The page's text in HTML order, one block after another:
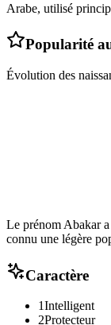
Arabe, utilisé
Popularité
Évolution des
Le prénom Abakar
connu une légère
Caractère
1Intelligent
2Protecteur